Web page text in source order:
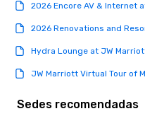
2026 Encore AV & Internet
2026 Renovations and
Hydra Lounge at JW
JW Marriott Virtual Tour of
Sedes recomendadas